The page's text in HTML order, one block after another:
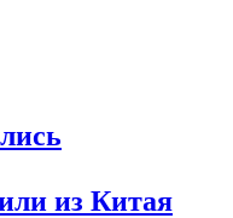
из Китая